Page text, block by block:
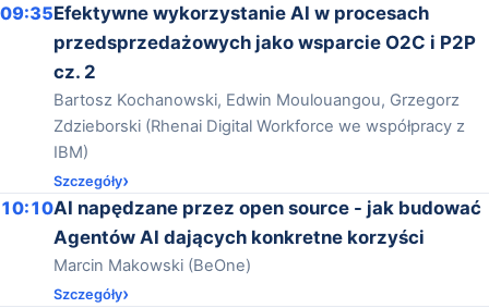
09:35Efektywne wykorzystanie AI w procesach
przedsprzedażowych jako wsparcie O2C i P2P
cz. 2
Bartosz Kochanowski, Edwin Moulouangou, Grzegorz
Zdzieborski (Rhenai Digital Workforce we współpracy z
IBM)
Szczegóły
10:10AI napędzane przez open source - jak budować
Agentów AI dających konkretne korzyści
Marcin Makowski (BeOne)
Szczegóły